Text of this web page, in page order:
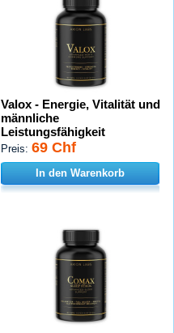
Valox - Energie, Vitalität und
männliche
Leistungsfähigkeit
Preis: 69 Chf
In den Warenkorb